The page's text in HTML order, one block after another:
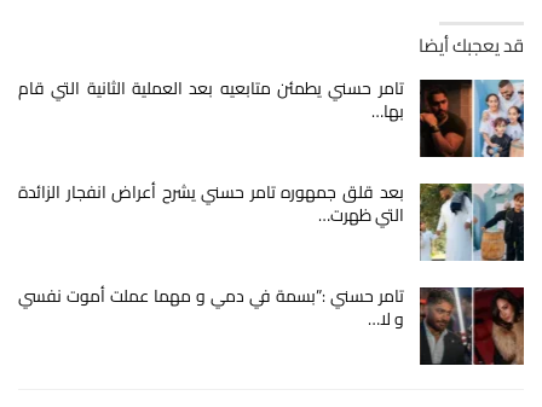
قد يعجبك أيضا
تامر حسني يطمئن متابعيه بعد العملية الثانية التي قام
بها…
بعد قلق جمهوره تامر حسني يشرح أعراض انفجار الزائدة
التي ظهرت…
تامر حسني :”بسمة في دمي و مهما عملت أموت نفسي
و لا…